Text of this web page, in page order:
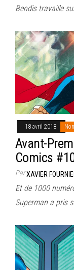
Bendis travaille
18 avril 2018 Non
Avant-
Comics
ParXAVIER
Et de 1000
Superman a pris